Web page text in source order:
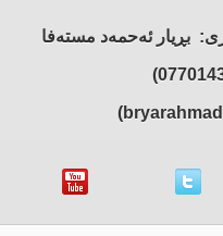
بڕیار ئەحمەد مستەفا